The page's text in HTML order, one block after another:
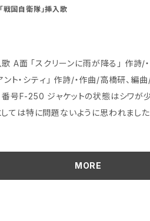
戦国自衛隊」挿入歌
健太郎
はヘッドフォンで試聴済み
ては特に問題ないように思われました
MORE